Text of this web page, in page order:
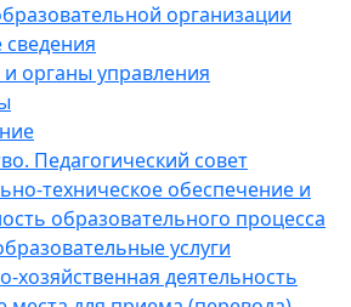
организации
и органы управления
Педагогический совет
техническое обеспечение и
образовательного процесса
услуги
хозяйственная деятельность